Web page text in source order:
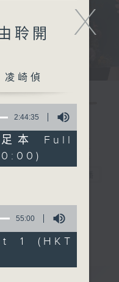
X
聆開
崎偵
2:44:35
本 Full
55:00
1 (HKT